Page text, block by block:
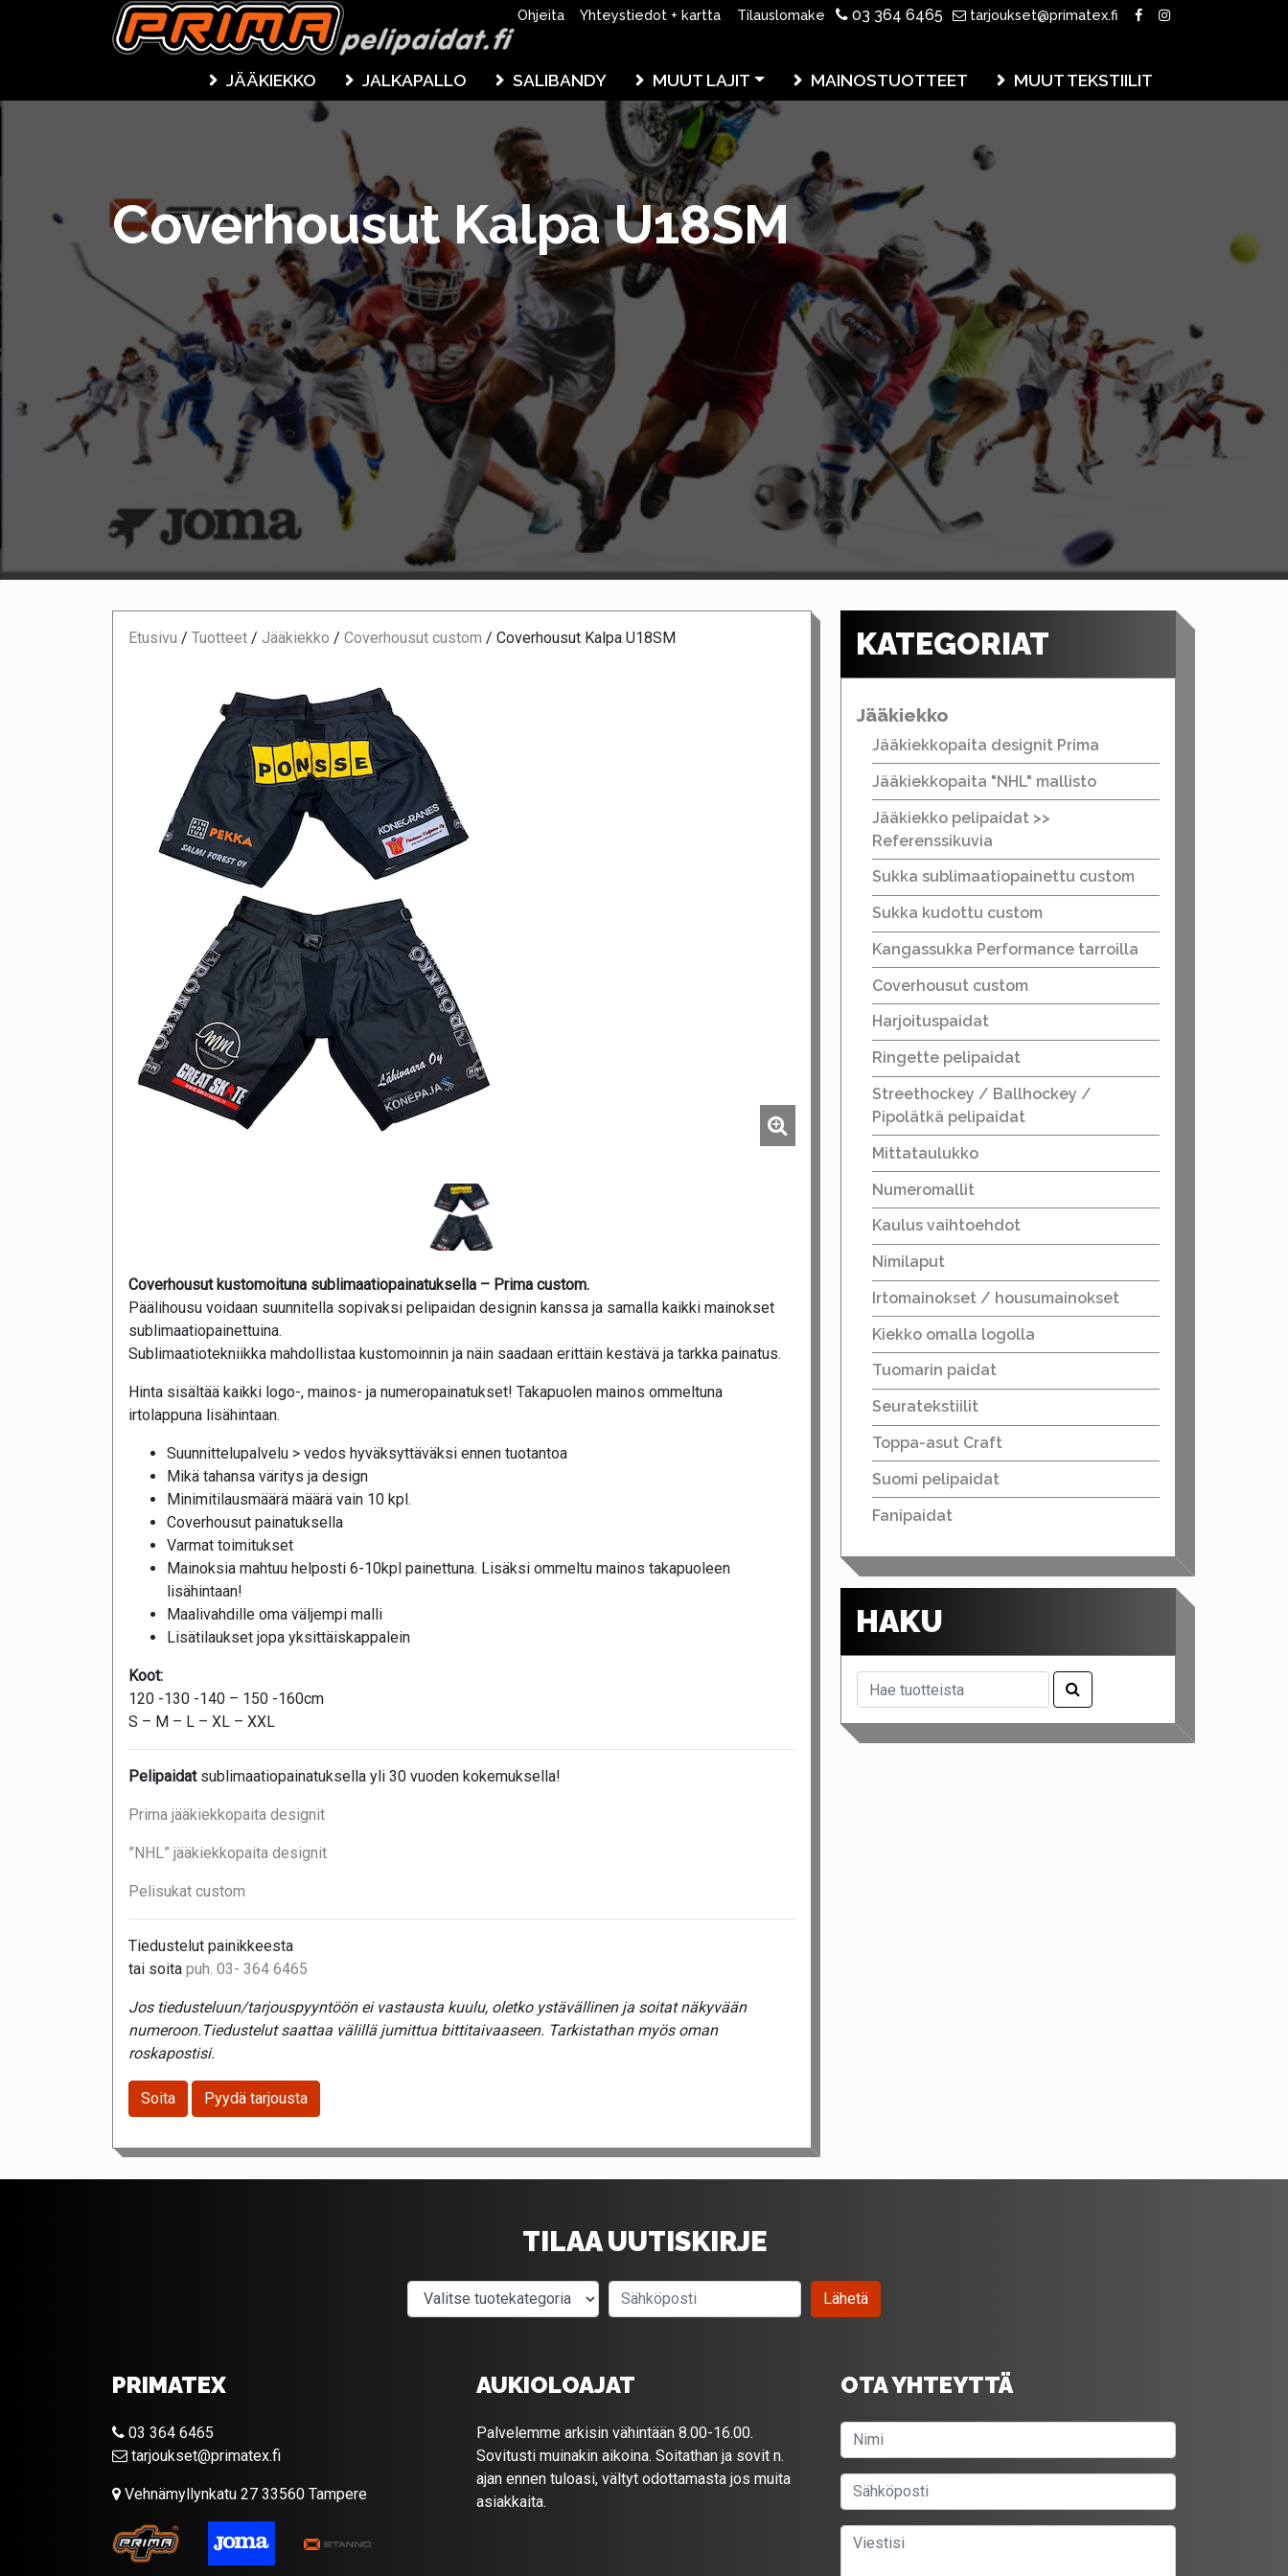
Ohjeita Yhteystiedot + kartta Tilauslomake 03 364 6465 tarjoukset@primatex.fi
JÄÄKIEKKO JALKAPALLO SALIBANDY MUUT LAJIT MAINOSTUOTTEET MUUT TEKSTIILIT
Coverhousut Kalpa U18SM
Etusivu / Tuotteet / Jääkiekko / Coverhousut custom / Coverhousut Kalpa U18SM
Coverhousut kustomoituna sublimaatiopainatuksella – Prima custom.
Päälihousu voidaan suunnitella sopivaksi pelipaidan designin kanssa ja samalla kaikki mainokset
sublimaatiopainettuina.
Sublimaatiotekniikka mahdollistaa kustomoinnin ja näin saadaan erittäin kestävä ja tarkka painatus.
Hinta sisältää kaikki logo-, mainos- ja numeropainatukset! Takapuolen mainos ommeltuna
irtolappuna lisähintaan.
Suunnittelupalvelu > vedos hyväksyttäväksi ennen tuotantoa
Mikä tahansa väritys ja design
Minimitilausmäärä määrä vain 10 kpl.
Coverhousut painatuksella
Varmat toimitukset
Mainoksia mahtuu helposti 6-10kpl painettuna. Lisäksi ommeltu mainos takapuoleen
lisähintaan!
Maalivahdille oma väljempi malli
Lisätilaukset jopa yksittäiskappalein
Koot:
120 -130 -140 – 150 -160cm
S – M – L – XL – XXL
Pelipaidatsublimaatiopainatuksella yli 30 vuoden kokemuksella!
Prima jääkiekkopaita designit
”NHL” jääkiekkopaita designit
Pelisukat custom
Tiedustelut painikkeesta
tai soita puh. 03- 364 6465
Jos tiedusteluun/tarjouspyyntöön ei vastausta kuulu, oletko ystävällinen ja soitat näkyvään
numeroon.Tiedustelut saattaa välillä jumittua bittitaivaaseen. Tarkistathan myös oman
roskapostisi.
Soita Pyydä tarjousta
KATEGORIAT
Jääkiekko
Jääkiekkopaita designit Prima
Jääkiekkopaita "NHL" mallisto
Jääkiekko pelipaidat >>
Referenssikuvia
Sukka sublimaatiopainettu custom
Sukka kudottu custom
Kangassukka Performance tarroilla
Coverhousut custom
Harjoituspaidat
Ringette pelipaidat
Streethockey / Ballhockey /
Pipolätkä pelipaidat
Mittataulukko
Numeromallit
Kaulus vaihtoehdot
Nimilaput
Irtomainokset / housumainokset
Kiekko omalla logolla
Tuomarin paidat
Seuratekstiilit
Toppa-asut Craft
Suomi pelipaidat
Fanipaidat
HAKU
TILAA UUTISKIRJE
Valitse tuotekategoria Lähetä
PRIMATEX
03 364 6465
tarjoukset@primatex.fi
Vehnämyllynkatu 27 33560 Tampere
AUKIOLOAJAT
Palvelemme arkisin vähintään 8.00-16.00.
Sovitusti muinakin aikoina. Soitathan ja sovit n.
ajan ennen tuloasi, vältyt odottamasta jos muita
asiakkaita.
OTA YHTEYTTÄ